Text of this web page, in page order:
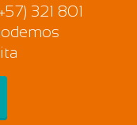
321 801